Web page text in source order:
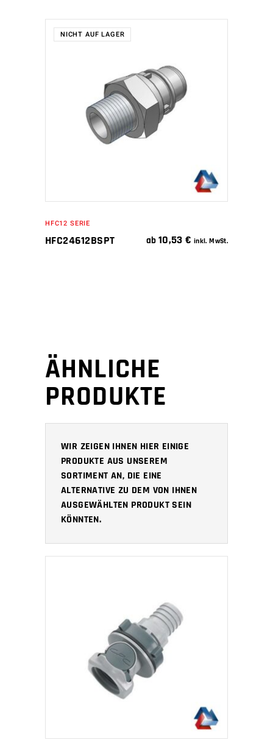
NICHT AUF LAGER
WEITERLESEN
HFC12 SERIE
HFC24612BSPT ab 10,53€ inkl. MwSt.
ÄHNLICHE
PRODUKTE
WIR ZEIGEN IHNEN HIER EINIGE
PRODUKTE AUS UNSEREM
SORTIMENT AN, DIE EINE
ALTERNATIVE ZU DEM VON IHNEN
AUSGEWÄHLTEN PRODUKT SEIN
KÖNNTEN.
IN DEN WARENKORB